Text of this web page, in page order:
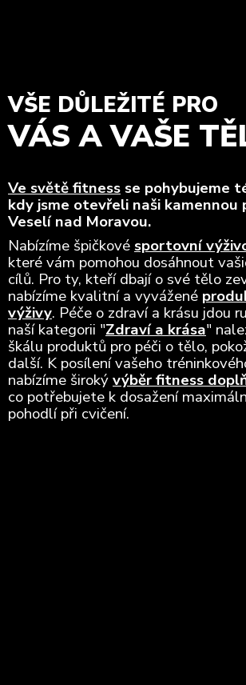
VŠE DŮLEŽITÉ PRO
VÁS A VAŠE
Ve světě fitness se pohybujeme
kdy jsme otevřeli naši kamennou
Veselí nad Moravou.
Nabízíme špičkové sportovní
které vám pomohou dosáhnout
cílů. Pro ty, kteří dbají o své tělo
nabízíme kvalitní a vyvážené
výživy. Péče o zdraví a krásu jdou
naší kategorii "Zdraví a krása"
škálu produktů pro péči o tělo,
další. K posílení vašeho
nabízíme širokývýběr fitness
co potřebujete k dosažení
pohodlí při cvičení.